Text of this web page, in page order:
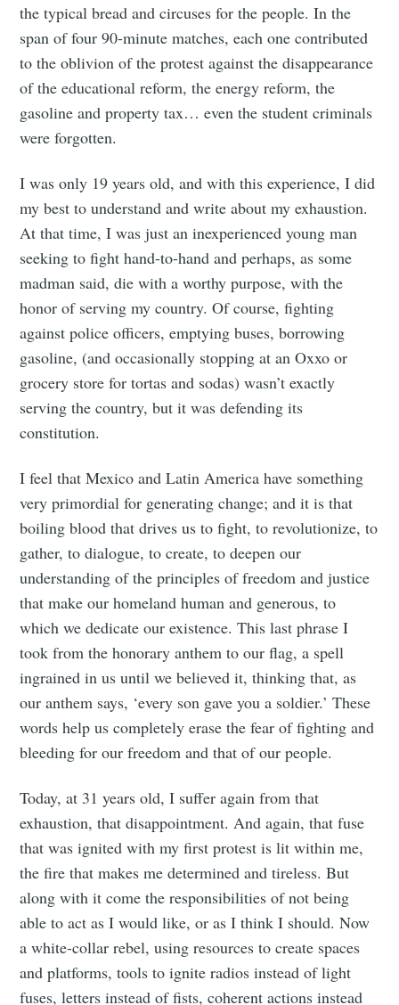
the typical bread and circuses for the people. In the
span of four 90-minute matches, each one contributed
to the oblivion of the protest against the disappearance
of the educational reform, the energy reform, the
gasoline and property tax… even the student criminals
were forgotten.
I was only 19 years old, and with this experience, I did
my best to understand and write about my exhaustion.
At that time, I was just an inexperienced young man
seeking to fight hand-to-hand and perhaps, as some
madman said, die with a worthy purpose, with the
honor of serving my country. Of course, fighting
against police officers, emptying buses, borrowing
gasoline, (and occasionally stopping at an Oxxo or
grocery store for tortas and sodas) wasn’t exactly
serving the country, but it was defending its
constitution.
I feel that Mexico and Latin America have something
very primordial for generating change; and it is that
boiling blood that drives us to fight, to revolutionize, to
gather, to dialogue, to create, to deepen our
understanding of the principles of freedom and justice
that make our homeland human and generous, to
which we dedicate our existence. This last phrase I
took from the honorary anthem to our flag, a spell
ingrained in us until we believed it, thinking that, as
our anthem says, ‘every son gave you a soldier.’ These
words help us completely erase the fear of fighting and
bleeding for our freedom and that of our people.
Today, at 31 years old, I suffer again from that
exhaustion, that disappointment. And again, that fuse
that was ignited with my first protest is lit within me,
the fire that makes me determined and tireless. But
along with it come the responsibilities of not being
able to act as I would like, or as I think I should. Now
a white-collar rebel, using resources to create spaces
and platforms, tools to ignite radios instead of light
fuses, letters instead of fists, coherent actions instead